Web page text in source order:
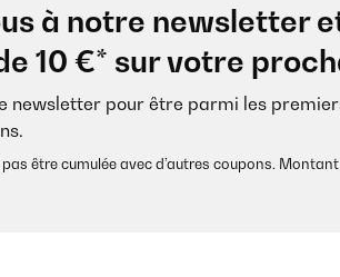
à notre newsletter
10 €* sur votre
newsletter pour être parmi les
pas être cumulée avec d’autres coupons.